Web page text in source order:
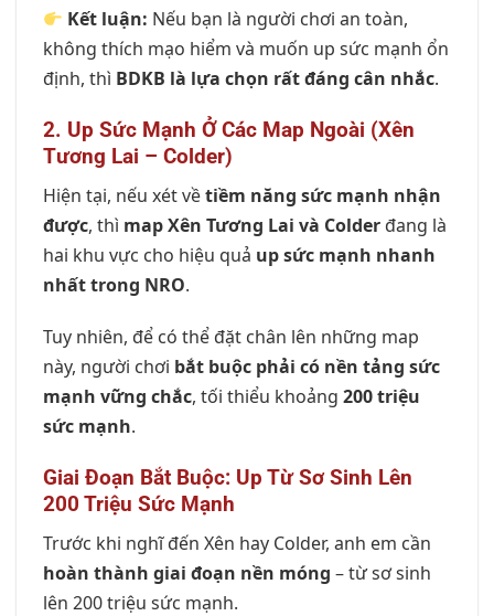
Kết luận: Nếu bạn là người chơi an toàn,
không thích mạo hiểm và muốn up sức mạnh ổn
định, thì BDKB là lựa chọn rất đáng cân nhắc.
2. Up Sức Mạnh Ở Các Map Ngoài (Xên
Tương Lai – Colder)
Hiện tại, nếu xét vềtiềm năng sức mạnh nhận
được, thì map Xên Tương Lai và Colder đang là
hai khu vực cho hiệu quả up sức mạnh nhanh
nhất trong NRO.
Tuy nhiên, để có thể đặt chân lên những map
này, người chơi bắt buộc phải có nền tảng sức
mạnh vững chắc, tối thiểu khoảng 200 triệu
sức mạnh.
Giai Đoạn Bắt Buộc: Up Từ Sơ Sinh Lên
200 Triệu Sức Mạnh
Trước khi nghĩ đến Xên hay Colder, anh em cần
hoàn thành giai đoạn nền móng – từ sơ sinh
lên 200 triệu sức mạnh.